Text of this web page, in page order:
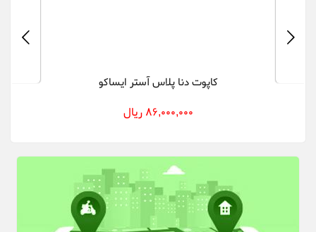
کاپوت دنا پلاس آستر ایساکو
86,000,000 ریال